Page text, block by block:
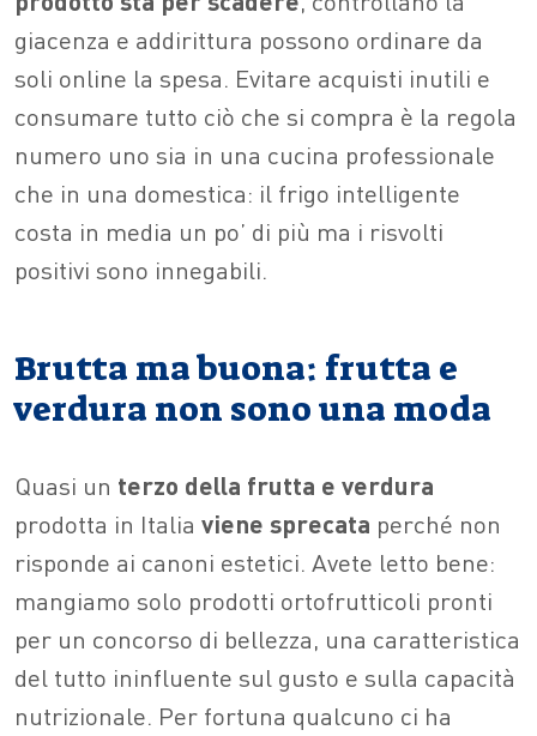
giacenza e addirittura possono ordinare da
soli online la spesa. Evitare acquisti inutili e
consumare tutto ciò che si compra è la regola
numero uno sia in una cucina professionale
che in una domestica: il frigo intelligente
costa in media un po’ di più ma i risvolti
positivi sono innegabili.
Brutta ma buona: frutta e
verdura non sono una moda
Quasi un terzo della frutta e verdura
prodotta in Italia viene sprecata perché non
risponde ai canoni estetici. Avete letto bene:
mangiamo solo prodotti ortofrutticoli pronti
per un concorso di bellezza, una caratteristica
del tutto ininfluente sul gusto e sulla capacità
nutrizionale. Per fortuna qualcuno ci ha